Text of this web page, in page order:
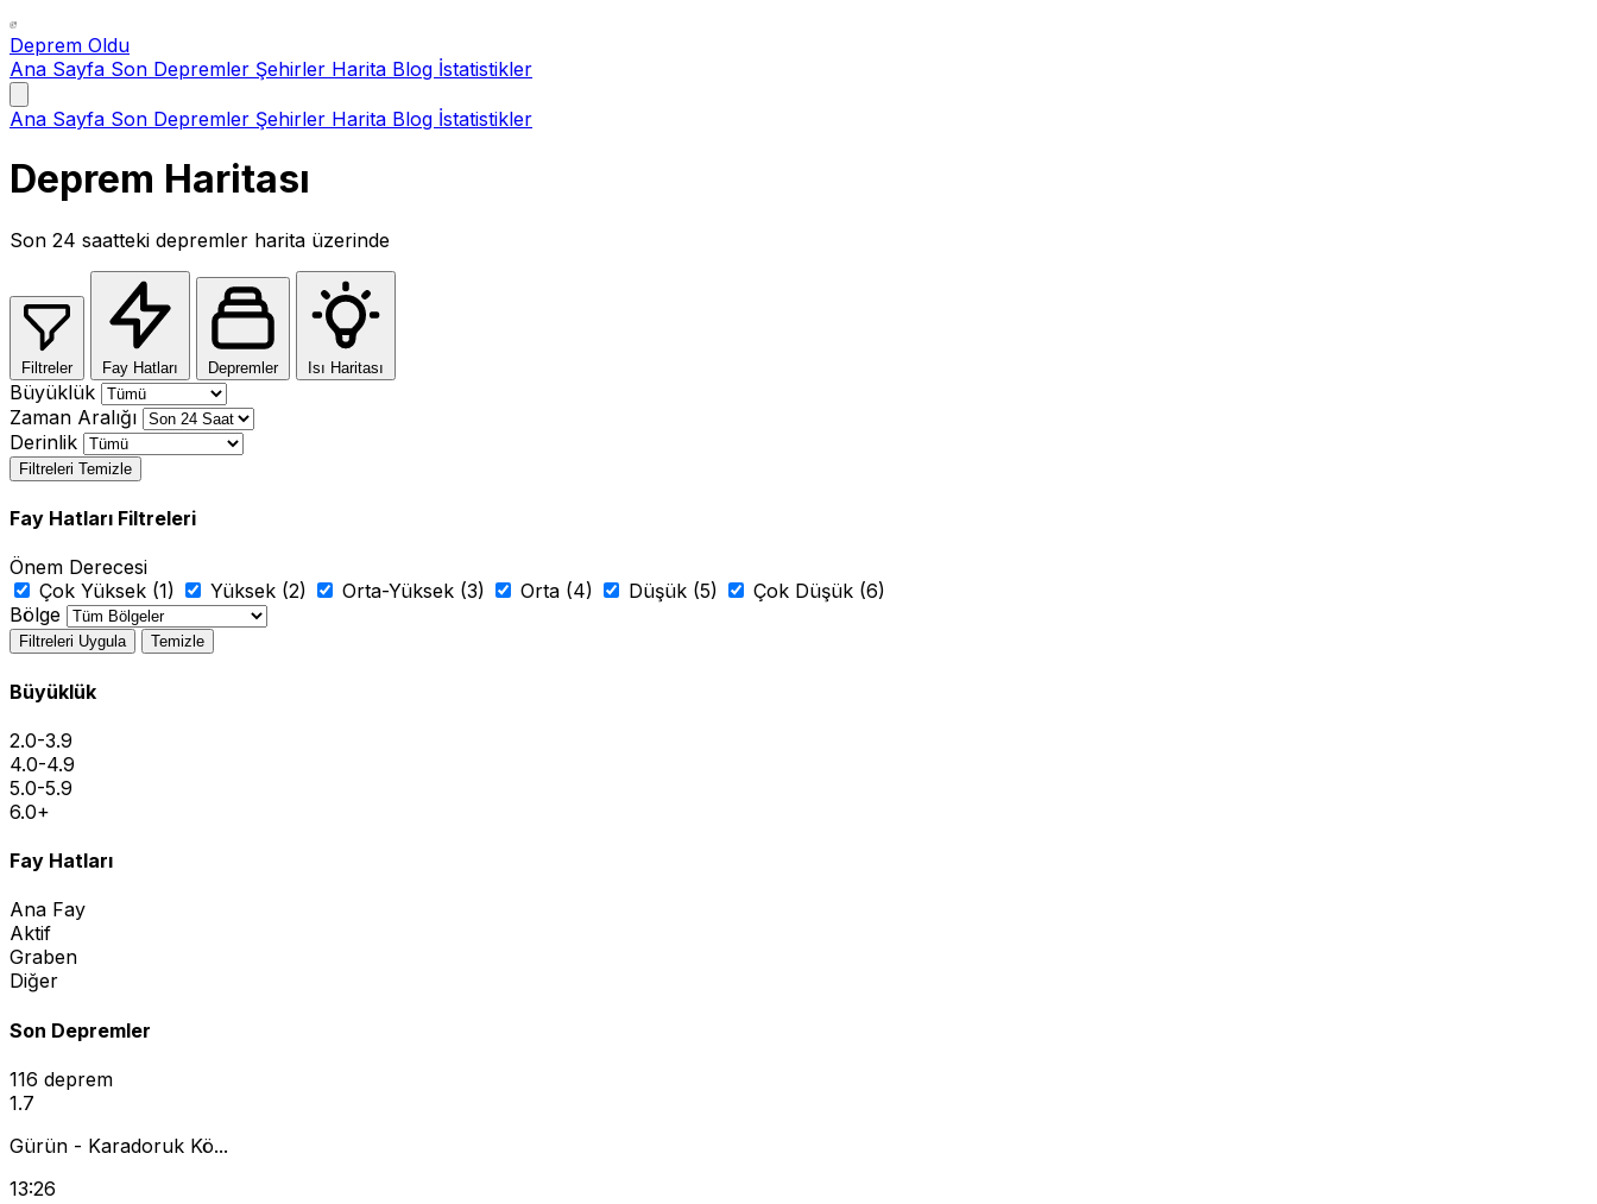
Deprem Oldu
Ana Sayfa Son Depremler Şehirler Harita Blog İstatistikler
Ana Sayfa Son Depremler Şehirler Harita Blog İstatistikler
Deprem Haritası
Son 24 saatteki depremler harita üzerinde
Filtreler Fay Hatları Depremler Isı Haritası
Büyüklük
Zaman Aralığı
Derinlik
Filtreleri Temizle
Fay Hatları Filtreleri
Önem Derecesi
Çok Yüksek (1)
Yüksek (2) Orta-Yüksek (3) Orta (4) Düşük (5)
Çok Düşük (6)
Bölge
Filtreleri Uygula Temizle
+
Büyüklük
2.0-3.9
4.0-4.9
5.0-5.9
6.0+
Fay Hatları
Ana Fay
Aktif
Graben
Diğer
Son Depremler
116 deprem
1.7
Gürün - Karadoruk Kö...
13:26